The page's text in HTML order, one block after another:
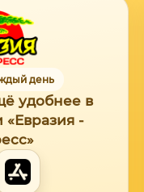
день
удобнее в
-